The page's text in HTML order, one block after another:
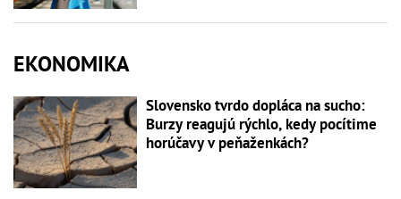
EKONOMIKA
Slovensko tvrdo dopláca na sucho:
Burzy reagujú rýchlo, kedy pocítime
horúčavy v peňaženkách?